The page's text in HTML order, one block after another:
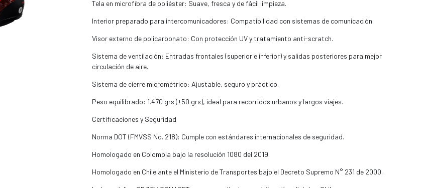
Tela en microfibra de poliéster: Suave, fresca y de fácil limpieza.
Interior preparado para intercomunicadores: Compatibilidad con sistemas de comunicación.
Visor externo de policarbonato: Con protección UV y tratamiento anti-scratch.
Sistema de ventilación: Entradas frontales (superior e inferior) y salidas posteriores para mejor
circulación de aire.
Sistema de cierre micrométrico: Ajustable, seguro y práctico.
Peso equilibrado: 1.470 grs (±50 grs), ideal para recorridos urbanos y largos viajes.
Certificaciones y Seguridad
Norma DOT (FMVSS No. 218): Cumple con estándares internacionales de seguridad.
Homologado en Colombia bajo la resolución 1080 del 2019.
Homologado en Chile ante el Ministerio de Transportes bajo el Decreto Supremo N° 231 de 2000.